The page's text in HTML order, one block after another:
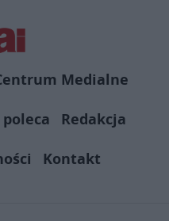
Medialne
poleca
Redakcja
Kontakt